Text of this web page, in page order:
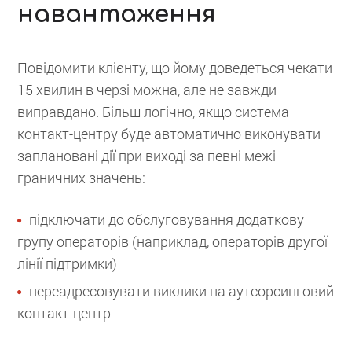
навантаження
Повідомити клієнту, що йому доведеться чекати
15 хвилин в черзі можна, але не завжди
виправдано. Більш логічно, якщо система
контакт-центру буде автоматично виконувати
заплановані дії при виході за певні межі
граничних значень:
підключати до обслуговування додаткову
групу операторів (наприклад, операторів другої
лінії підтримки)
переадресовувати виклики на аутсорсинговий
контакт-центр